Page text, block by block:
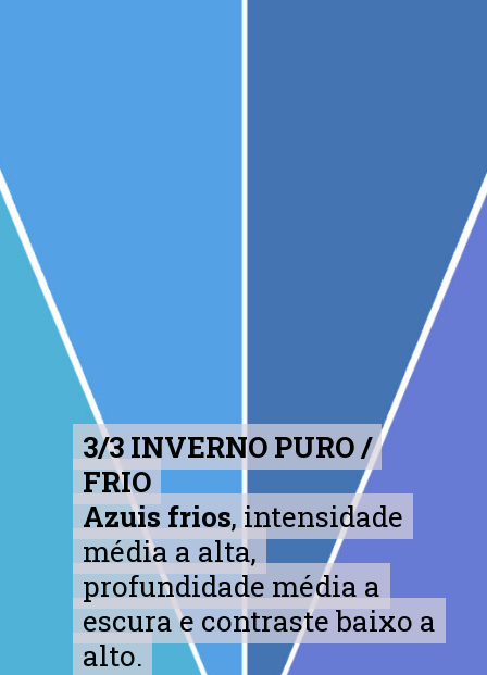
3/3 INVERNO PURO /
FRIO
Azuis frios, intensidade
média a alta,
profundidade média a
escura e contraste baixo a
alto.
3/3 INVERNO PURO /
FRIO
Azuis frios, intensidade
média a alta,
profundidade média a
escura e contraste baixo a
alto.